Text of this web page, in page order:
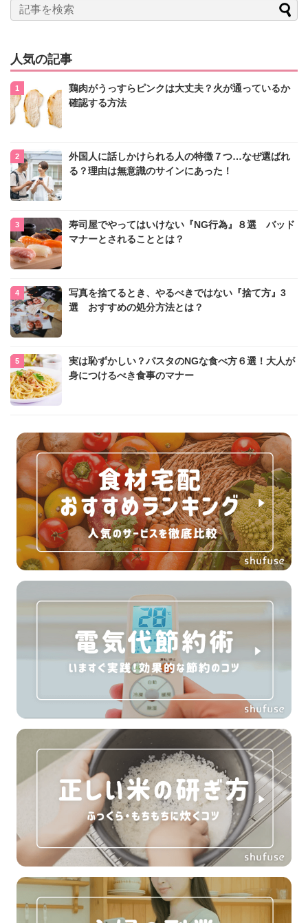
人気の記事
鶏肉がうっすらピンクは大丈夫？火が通っているか
確認する方法
外国人に話しかけられる人の特徴７つ…なぜ選ばれ
る？理由は無意識のサインにあった！
寿司屋でやってはいけない『NG行為』８選 バッド
マナーとされることとは？
写真を捨てるとき、やるべきではない『捨て方』3
選 おすすめの処分方法とは？
実は恥ずかしい？パスタのNGな食べ方６選！大人が
身につけるべき食事のマナー